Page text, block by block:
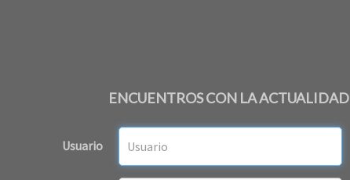
ENCUENTROS CON LA ACTUALIDAD
Usuario